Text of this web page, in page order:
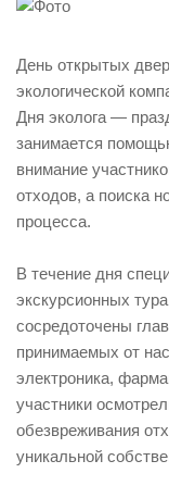
Проект
День открытых
экологической
Дня эколога —
занимается
внимание
отходов, а поиска
процесса.
В течение дня
экскурсионных
сосредоточены
принимаемых от
электроника,
участники
обезвреживания
уникальной